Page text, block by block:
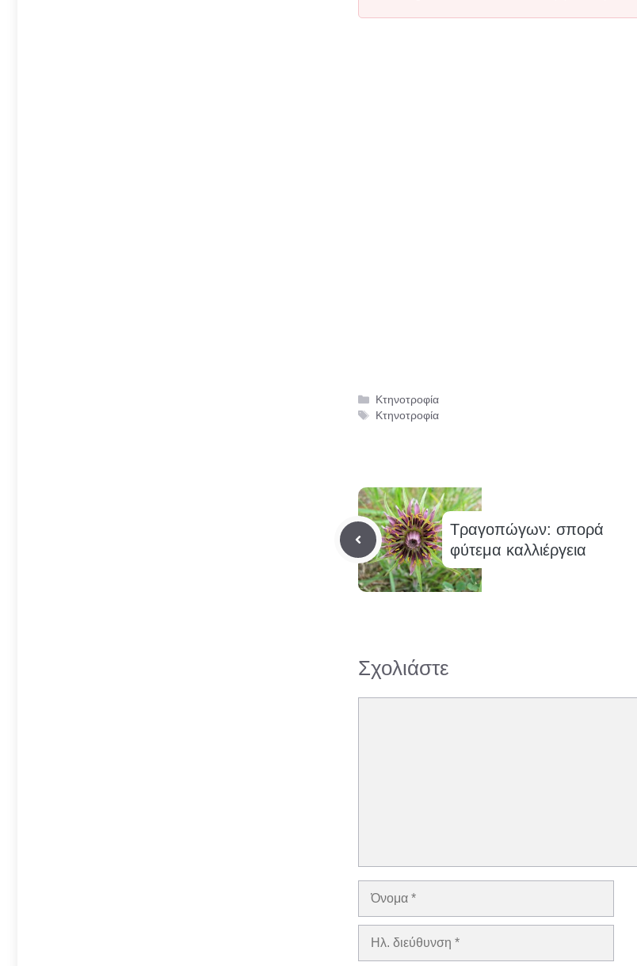
Κατηγορίες
Κτηνοτροφία
Ετικέτες
Κτηνοτροφία
Τραγοπώγων: σπορά
φύτεμα καλλιέργεια
Σχολιάστε
Όνομα
Ηλ.